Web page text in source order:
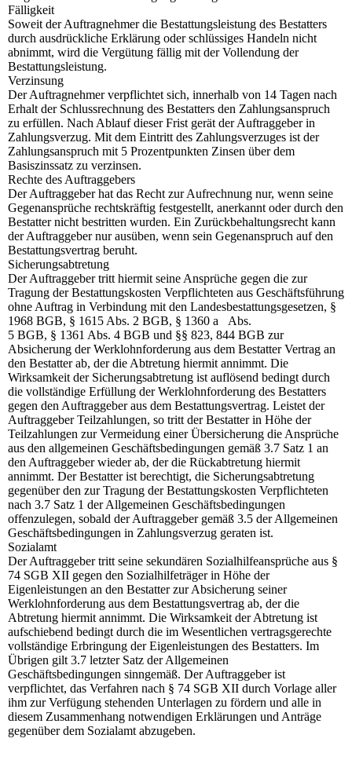
Fälligkeit
Soweit der Auftragnehmer die Bestattungsleistung des Bestatters
durch ausdrückliche Erklärung oder schlüssiges Handeln nicht
abnimmt, wird die Vergütung fällig mit der Vollendung der
Bestattungsleistung.
Verzinsung
Der Auftragnehmer verpflichtet sich, innerhalb von 14 Tagen nach
Erhalt der Schlussrechnung des Bestatters den Zahlungsanspruch
zu erfüllen. Nach Ablauf dieser Frist gerät der Auftraggeber in
Zahlungsverzug. Mit dem Eintritt des Zahlungsverzuges ist der
Zahlungsanspruch mit 5 Prozentpunkten Zinsen über dem
Basiszinssatz zu verzinsen.
Rechte des Auftraggebers
Der Auftraggeber hat das Recht zur Aufrechnung nur, wenn seine
Gegenansprüche rechtskräftig festgestellt, anerkannt oder durch den
Bestatter nicht bestritten wurden. Ein Zurückbehaltungsrecht kann
der Auftraggeber nur ausüben, wenn sein Gegenanspruch auf den
Bestattungsvertrag beruht.
Sicherungsabtretung
Der Auftraggeber tritt hiermit seine Ansprüche gegen die zur
Tragung der Bestattungskosten Verpflichteten aus Geschäftsführung
ohne Auftrag in Verbindung mit den Landesbestattungsgesetzen, §
1968 BGB, § 1615 Abs. 2 BGB, § 1360 a Abs.
5 BGB, § 1361 Abs. 4 BGB und §§ 823, 844 BGB zur
Absicherung der Werklohnforderung aus dem Bestatter Vertrag an
den Bestatter ab, der die Abtretung hiermit annimmt. Die
Wirksamkeit der Sicherungsabtretung ist auflösend bedingt durch
die vollständige Erfüllung der Werklohnforderung des Bestatters
gegen den Auftraggeber aus dem Bestattungsvertrag. Leistet der
Auftraggeber Teilzahlungen, so tritt der Bestatter in Höhe der
Teilzahlungen zur Vermeidung einer Übersicherung die Ansprüche
aus den allgemeinen Geschäftsbedingungen gemäß 3.7 Satz 1 an
den Auftraggeber wieder ab, der die Rückabtretung hiermit
annimmt. Der Bestatter ist berechtigt, die Sicherungsabtretung
gegenüber den zur Tragung der Bestattungskosten Verpflichteten
nach 3.7 Satz 1 der Allgemeinen Geschäftsbedingungen
offenzulegen, sobald der Auftraggeber gemäß 3.5 der Allgemeinen
Geschäftsbedingungen in Zahlungsverzug geraten ist.
Sozialamt
Der Auftraggeber tritt seine sekundären Sozialhilfeansprüche aus §
74 SGB XII gegen den Sozialhilfeträger in Höhe der
Eigenleistungen an den Bestatter zur Absicherung seiner
Werklohnforderung aus dem Bestattungsvertrag ab, der die
Abtretung hiermit annimmt. Die Wirksamkeit der Abtretung ist
aufschiebend bedingt durch die im Wesentlichen vertragsgerechte
vollständige Erbringung der Eigenleistungen des Bestatters. Im
Übrigen gilt 3.7 letzter Satz der Allgemeinen
Geschäftsbedingungen sinngemäß. Der Auftraggeber ist
verpflichtet, das Verfahren nach § 74 SGB XII durch Vorlage aller
ihm zur Verfügung stehenden Unterlagen zu fördern und alle in
diesem Zusammenhang notwendigen Erklärungen und Anträge
gegenüber dem Sozialamt abzugeben.